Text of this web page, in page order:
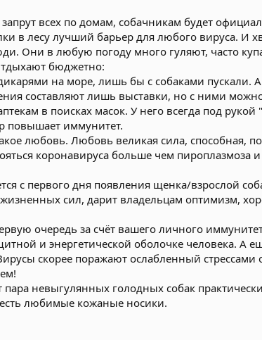
всех по домам, собачникам будет
в лесу лучший барьер для любого вируса. И
Они в любую погоду много гуляют, часто
бюджетно:
на море, лишь бы с собаками
составляют лишь выставки, но с ними
в поисках масок. У него всегда под
повышает иммунитет.
любовь. Любовь великая сила, способная,
коронавируса больше чем пироплазмоза
с первого дня появления щенка/взрослой
сил, дарит владельцам оптимизм,
очередь за счёт вашего личного
и энергетической оболочке человека. А
скорее поражают ослабленный
пара невыгулянных голодных собак
есть любимые кожаные носики.